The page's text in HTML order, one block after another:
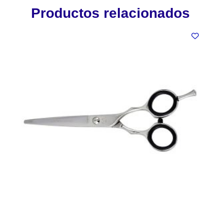
Productos relacionados